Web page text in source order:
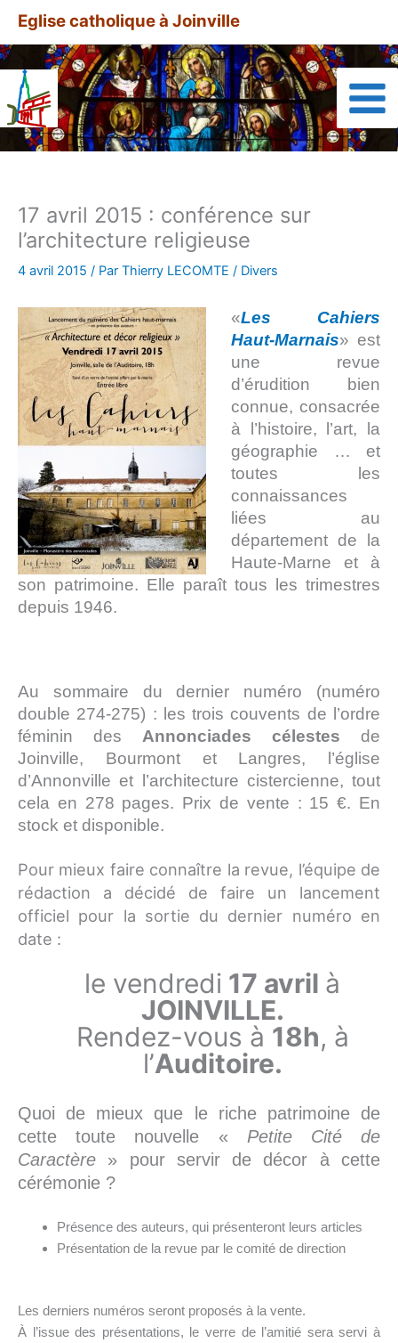
contenu
Eglise catholique à Joinville
17 avril 2015 : conférence sur
l’architecture religieuse
4 avril 2015 / Par Thierry LECOMTE / Divers
«Les Cahiers
Haut-Marnais» est
une revue
d’érudition bien
connue, consacrée
à l’histoire, l’art, la
géographie … et
toutes les
connaissances
liées au
département de la
Haute-Marne et à
son patrimoine. Elle paraît tous les trimestres
depuis 1946.
Au sommaire du dernier numéro (numéro
double 274-275) : les trois couvents de l’ordre
féminin des Annonciades célestes de
Joinville, Bourmont et Langres, l’église
d’Annonville et l’architecture cistercienne, tout
cela en 278 pages. Prix de vente : 15 €. En
stock et disponible.
Pour mieux faire connaître la revue, l’équipe de
rédaction a décidé de faire un lancement
officiel pour la sortie du dernier numéro en
date :
le vendredi 17 avril à
JOINVILLE.
Rendez-vous à 18h, à
l’Auditoire.
Quoi de mieux que le riche patrimoine de
cette toute nouvelle « Petite Cité de
Caractère » pour servir de décor à cette
cérémonie ?
Présence des auteurs, qui présenteront leurs articles
Présentation de la revue par le comité de direction
Les derniers numéros seront proposés à la vente.
À l’issue des présentations, le verre de l’amitié sera servi à
A
i
c
r
c
i